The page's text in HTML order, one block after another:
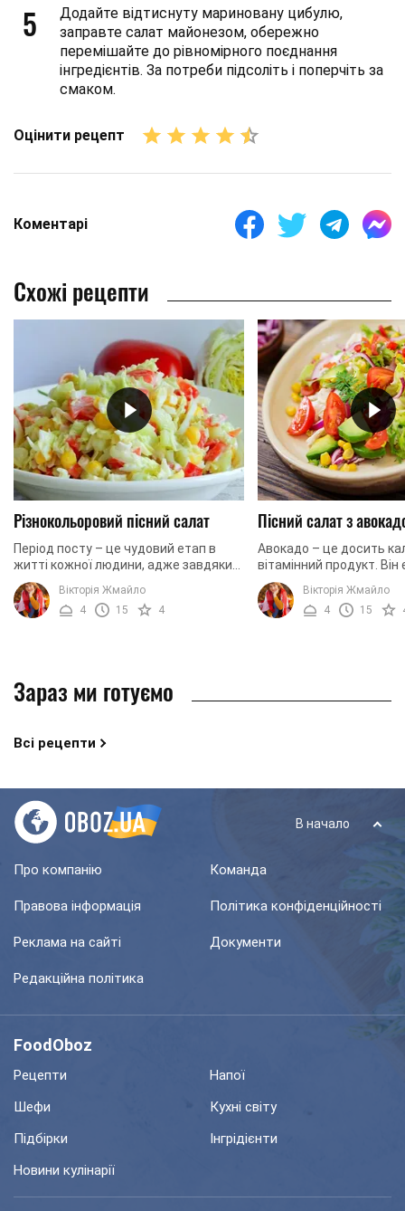
5
Додайте відтиснуту мариновану цибулю,
заправте салат майонезом, обережно
перемішайте до рівномірного поєднання
інгредієнтів. За потреби підсоліть і поперчіть за
смаком.
Оцінити рецепт
Коментарі
Схожі рецепти
Різнокольоровий пісний салат
Період посту – це чудовий етап в
житті кожної людини, адже завдяки
цьому ми очищуємося морально та
фізично. Ми підготували для вас
добірку салатів, ...
Вікторія Жмайло
4
15 4
Пісний салат з
Авокадо – це досить
вітамінний продукт.
величезної кількості
мінералів. Саме тому
бути ...
Вікторія Жмайло
4
15
Зараз ми готуємо
Всі рецепти
В начало
Про компанію Команда
Правова інформація Політика конфіденційності
Реклама на сайті Документи
Редакційна політика
FoodOboz
Рецепти
Напої
Шефи
Кухні світу
Підбірки
Інгрідієнти
Новини кулінарії